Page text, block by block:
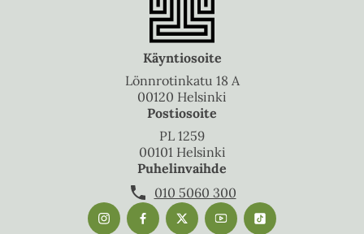
Käyntiosoite
Lönnrotinkatu 18 A
00120 Helsinki
Postiosoite
PL 1259
00101 Helsinki
Puhelinvaihde
010 5060 300